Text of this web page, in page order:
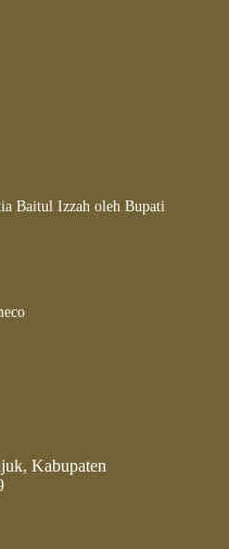
Baitul Izzah oleh Bupati
Kabupaten